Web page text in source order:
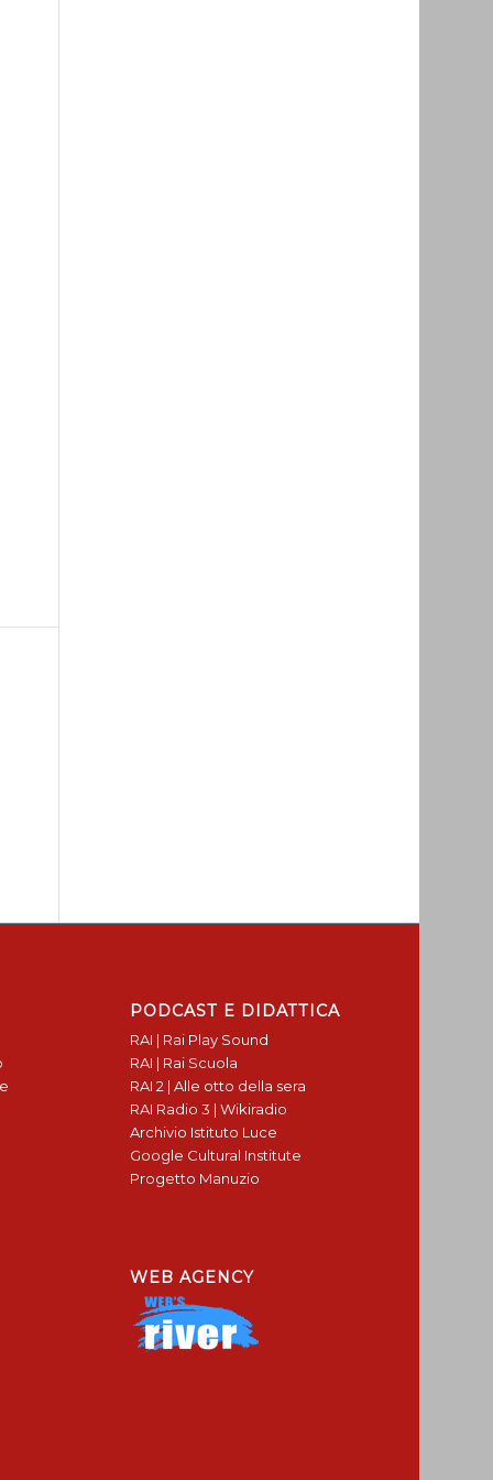
PODCAST E DIDATTICA
RAI | Rai Play Sound
RAI | Rai Scuola
RAI 2 | Alle otto della sera
RAI Radio 3 | Wikiradio
Archivio Istituto Luce
Google Cultural Institute
Progetto Manuzio
WEB AGENCY